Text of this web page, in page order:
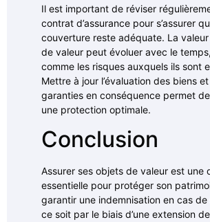
Il est important de réviser
contrat d’assurance pour s’assurer
couverture reste adéquate. La
de valeur peut évoluer avec le
comme les risques auxquels ils sont
Mettre à jour l’évaluation des biens
garanties en conséquence permet
une protection optimale.
Conclusion
Assurer ses objets de valeur est une
essentielle pour protéger son
garantir une indemnisation en cas de
ce soit par le biais d’une extension